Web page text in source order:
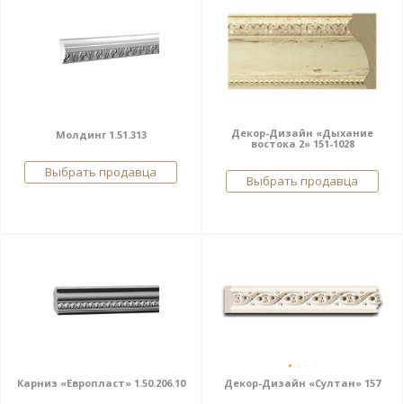
Молдинг 1.51.313
Выбрать продавца
Декор-Дизайн «Дыхание
востока 2» 151-1028
Выбрать продавца
Карниз «Европласт» 1.50.206.10 Декор-Дизайн «Султан» 157